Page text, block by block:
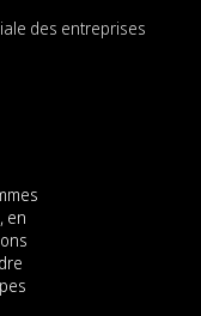
des entreprises
en